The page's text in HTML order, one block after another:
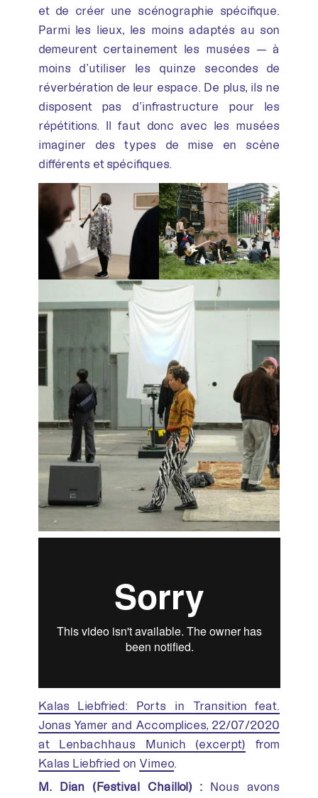
et de créer une scénographie spécifique.
Parmi les lieux, les moins adaptés au son
demeurent certainement les musées — à
moins d’utiliser les quinze secondes de
réverbération de leur espace. De plus, ils ne
disposent pas d’infrastructure pour les
répétitions. Il faut donc avec les musées
imaginer des types de mise en scène
différents et spécifiques.
Kalas Liebfried: Ports in Transition feat.
Jonas Yamer and Accomplices, 22/07/2020
at Lenbachhaus Munich (excerpt) from
Kalas Liebfried on Vimeo.
M. Dian (Festival Chaillol) : Nous avons